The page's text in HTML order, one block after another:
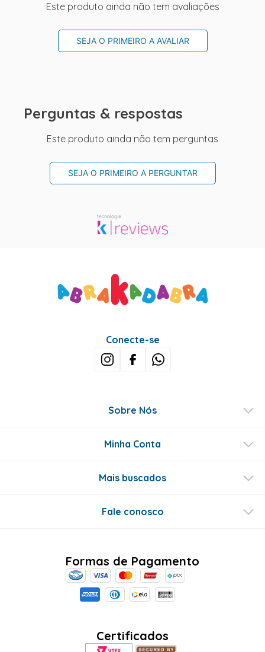
Este produto ainda não tem avaliações
SEJA O PRIMEIRO A AVALIAR
Perguntas & respostas
Este produto ainda não tem perguntas
SEJA O PRIMEIRO A PERGUNTAR
Conecte-se
Sobre Nós
Minha Conta
Mais buscados
Fale conosco
Formas de Pagamento
Certificados